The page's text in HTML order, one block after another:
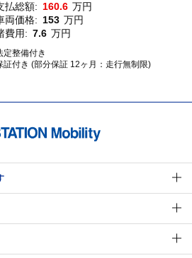
払総額: 160.6 万円
両価格: 153 万円
費用: 7.6 万円
定整備付き
証付き (部分保証 12ヶ月：走行無制限)